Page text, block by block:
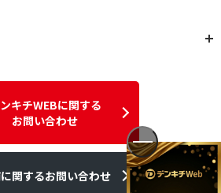
キチWEBに関する
お問い合わせ
関するお問い合わせ